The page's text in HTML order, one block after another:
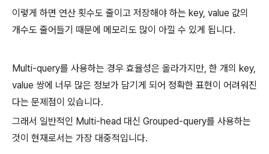
이렇게 하면 연산 횟수도 줄이고 저장해야 하는 key, value 값의
개수도 줄어들기 때문에 메모리도 많이 아낄 수 있게 됩니다.
Multi-query를 사용하는 경우 효율성은 올라가지만, 한 개의 key,
value 쌍에 너무 많은 정보가 담기게 되어 정확한 표현이 어려워진
다는 문제점이 있습니다.
그래서 일반적인 Multi-head 대신 Grouped-query를 사용하는
것이 현재로서는 가장 대중적입니다.